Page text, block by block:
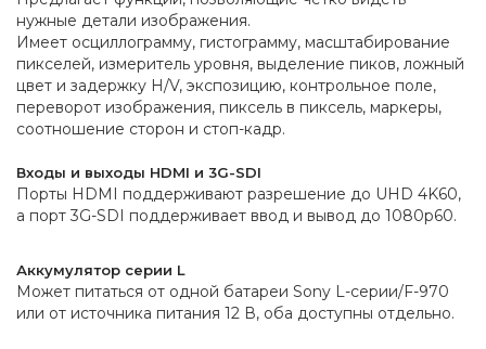
нужные детали изображения.
Имеет осциллограмму, гистограмму, масштабирование
пикселей, измеритель уровня, выделение пиков, ложный
цвет и задержку H/V, экспозицию, контрольное поле,
переворот изображения, пиксель в пиксель, маркеры,
соотношение сторон и стоп-кадр.
Входы и выходы HDMI и 3G-SDI
Порты HDMI поддерживают разрешение до UHD 4K60,
а порт 3G-SDI поддерживает ввод и вывод до 1080p60.
Аккумулятор серии L
Может питаться от одной батареи Sony L-серии/F-970
или от источника питания 12 В, оба доступны отдельно.